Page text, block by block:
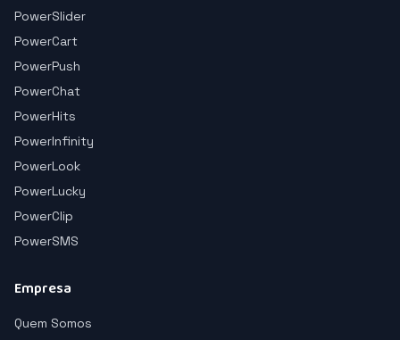
PowerSlider
PowerCart
PowerPush
PowerChat
PowerHits
PowerInfinity
PowerLook
PowerLucky
PowerClip
PowerSMS
Empresa
Quem Somos